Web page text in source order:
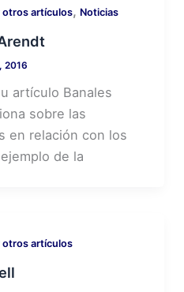
otros artículos, Noticias
2016
artículo Banales
sobre las
en relación con los
de la
otros artículos